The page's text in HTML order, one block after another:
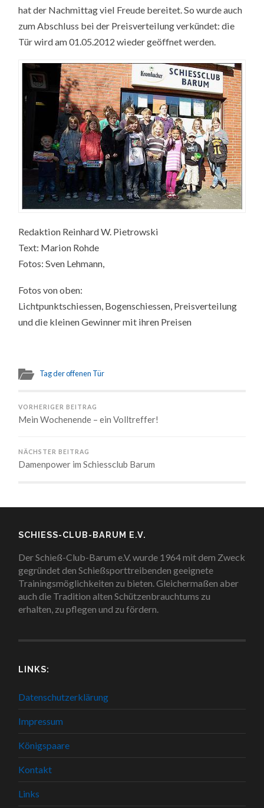
hat der Nachmittag viel Freude bereitet. So wurde auch
zum Abschluss bei der Preisverteilung verkündet: die
Tür wird am 01.05.2012 wieder geöffnet werden.
Redaktion Reinhard W. Pietrowski
Text: Marion Rohde
Fotos: Sven Lehmann,
Fotos von oben:
Lichtpunktschiessen, Bogenschiessen, Preisverteilung
und die kleinen Gewinner mit ihren Preisen
Tag der offenen Tür
VORHERIGER BEITRAG
Mein Wochenende – ein Volltreffer!
NÄCHSTER BEITRAG
Damenpower im Schiessclub Barum
SCHIESS-CLUB-BARUM E.V.
Der Schieß-Club-Barum e.V. wurde 1964 mit dem Zweck
gegründet den Schießsporttreibenden geeignete
Trainingsmöglichkeiten zu bieten. Gleichermaßen aber
auch die Tradition alten Schützenbrauchtums zu
erhalten, zu pflegen und zu fördern.
LINKS:
Datenschutzerklärung
Impressum
Königspaare
Kontakt
Links